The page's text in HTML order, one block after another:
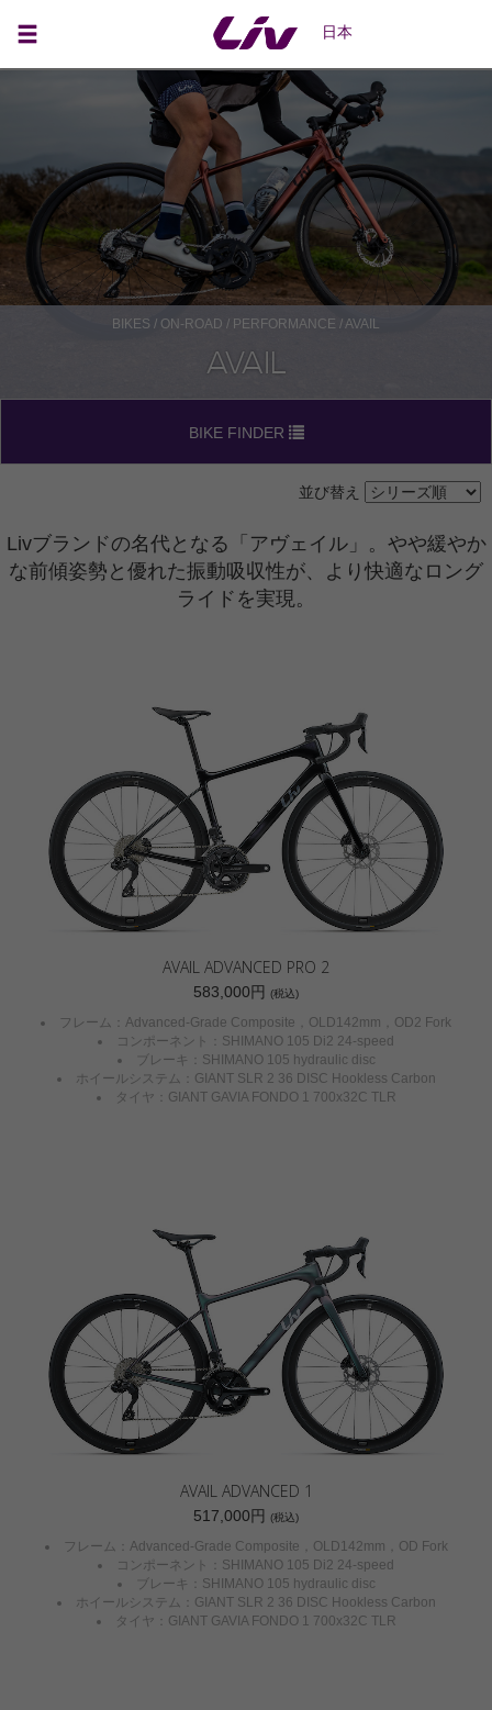
日本
BIKES / ON-ROAD / PERFORMANCE / AVAIL
AVAIL
BIKE FINDER
並び替え
Livブランドの名代となる「アヴェイル」。やや緩やか
な前傾姿勢と優れた振動吸収性が、より快適なロング
ライドを実現。
AVAIL ADVANCED PRO 2
583,000円 (税込)
フレーム：Advanced-Grade Composite，OLD142mm，OD2 Fork
コンポーネント：SHIMANO 105 Di2 24-speed
ブレーキ：SHIMANO 105 hydraulic disc
ホイールシステム：GIANT SLR 2 36 DISC Hookless Carbon
タイヤ：GIANT GAVIA FONDO 1 700x32C TLR
AVAIL ADVANCED 1
517,000円 (税込)
フレーム：Advanced-Grade Composite，OLD142mm，OD Fork
コンポーネント：SHIMANO 105 Di2 24-speed
ブレーキ：SHIMANO 105 hydraulic disc
ホイールシステム：GIANT SLR 2 36 DISC Hookless Carbon
タイヤ：GIANT GAVIA FONDO 1 700x32C TLR